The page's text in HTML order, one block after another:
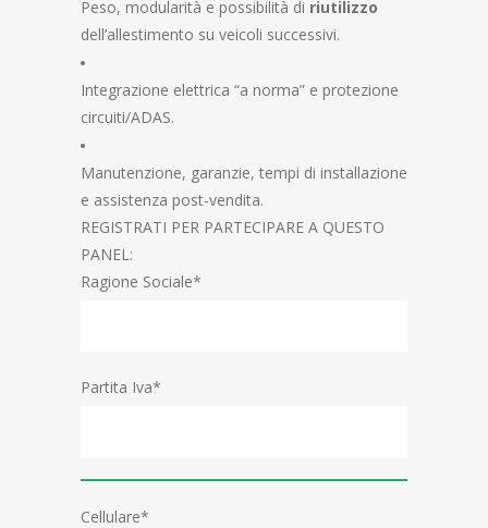
Peso, modularità e possibilità di riutilizzo
dell’allestimento su veicoli successivi.
Integrazione elettrica “a norma” e protezione
circuiti/ADAS.
Manutenzione, garanzie, tempi di installazione
e assistenza post-vendita.
REGISTRATI PER PARTECIPARE A QUESTO
PANEL:
Ragione Sociale*
Partita Iva*
Cellulare*